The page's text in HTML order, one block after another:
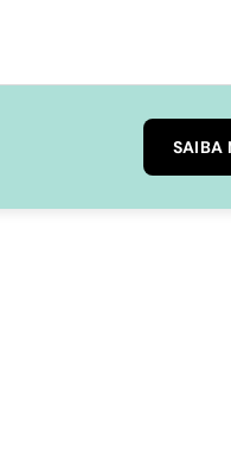
SAIBA